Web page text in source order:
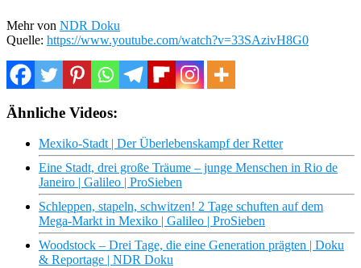
Mehr von NDR Doku
Quelle: https://www.youtube.com/watch?v=33SAzivH8G0
Ähnliche Videos:
Mexiko-Stadt | Der Überlebenskampf der Retter
Eine Stadt, drei große Träume – junge Menschen in Rio de
Janeiro | Galileo | ProSieben
Schleppen, stapeln, schwitzen! 2 Tage schuften auf dem
Mega-Markt in Mexiko | Galileo | ProSieben
Woodstock – Drei Tage, die eine Generation prägten | Doku
& Reportage | NDR Doku